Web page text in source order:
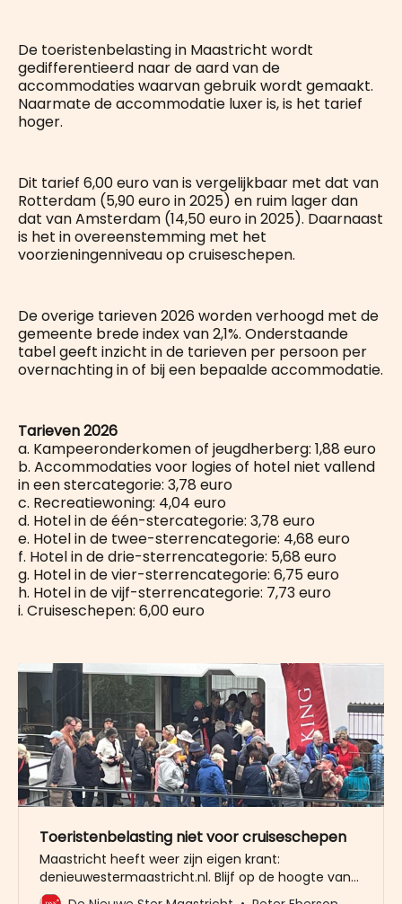
De toeristenbelasting in Maastricht wordt
gedifferentieerd naar de aard van de
accommodaties waarvan gebruik wordt gemaakt.
Naarmate de accommodatie luxer is, is het tarief
hoger.
Dit tarief 6,00 euro van is vergelijkbaar met dat van
Rotterdam (5,90 euro in 2025) en ruim lager dan
dat van Amsterdam (14,50 euro in 2025). Daarnaast
is het in overeenstemming met het
voorzieningenniveau op cruiseschepen.
De overige tarieven 2026 worden verhoogd met de
gemeente brede index van 2,1%. Onderstaande
tabel geeft inzicht in de tarieven per persoon per
overnachting in of bij een bepaalde accommodatie.
Tarieven 2026
a. Kampeeronderkomen of jeugdherberg: 1,88 euro
b. Accommodaties voor logies of hotel niet vallend
in een stercategorie: 3,78 euro
c. Recreatiewoning: 4,04 euro
d. Hotel in de één-stercategorie: 3,78 euro
e. Hotel in de twee-sterrencategorie: 4,68 euro
f. Hotel in de drie-sterrencategorie: 5,68 euro
g. Hotel in de vier-sterrencategorie: 6,75 euro
h. Hotel in de vijf-sterrencategorie: 7,73 euro
i. Cruiseschepen: 6,00 euro
Toeristenbelasting niet voor cruiseschepen
Maastricht heeft weer zijn eigen krant:
denieuwestermaastricht.nl. Blijf op de hoogte van
lokale gebeurtenissen, politiek, horeca,